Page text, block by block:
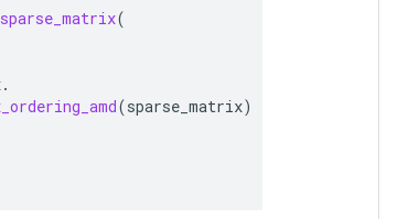
(
.
(sparse_matrix)